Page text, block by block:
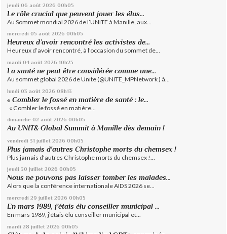
jeudi 06 août 2026 00h05
Le rôle crucial que peuvent jouer les élus...
Au Sommet mondial 2026 de l’UNITE à Manille, aux...
mercredi 05 août 2026 00h05
Heureux d’avoir rencontré les activistes de...
Heureux d’avoir rencontré, à l’occasion du sommet de...
mardi 04 août 2026 10h25
La santé ne peut être considérée comme une...
Au sommet global 2026 de Unite (@UNITE_MPNetwork ) à...
lundi 03 août 2026 08h13
« Combler le fossé en matière de santé : le...
« Combler le fossé en matière...
dimanche 02 août 2026 00h05
Au UNIT& Global Summit à Manille dès demain !
vendredi 31 juillet 2026 00h05
Plus jamais d'autres Christophe morts du chemsex !
Plus jamais d'autres Christophe morts du chemsex !...
jeudi 30 juillet 2026 00h05
Nous ne pouvons pas laisser tomber les malades...
Alors que la conférence internationale AIDS 2026 se...
mercredi 29 juillet 2026 00h05
En mars 1989, j’étais élu conseiller municipal ...
En mars 1989, j’étais élu conseiller municipal et...
mardi 28 juillet 2026 00h05